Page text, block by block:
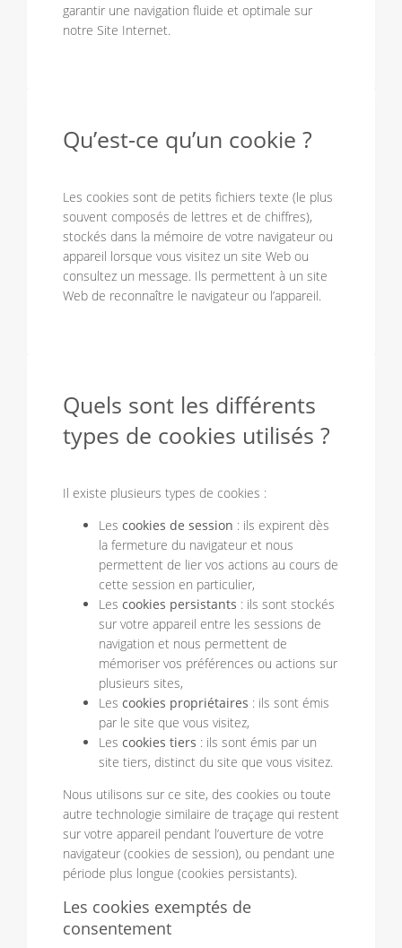
garantir une navigation fluide et optimale sur
notre Site Internet.
Qu’est-ce qu’un cookie ?
Les cookies sont de petits fichiers texte (le plus
souvent composés de lettres et de chiffres),
stockés dans la mémoire de votre navigateur ou
appareil lorsque vous visitez un site Web ou
consultez un message. Ils permettent à un site
Web de reconnaître le navigateur ou l’appareil.
Quels sont les différents
types de cookies utilisés ?
Il existe plusieurs types de cookies :
Les cookies de session : ils expirent dès
la fermeture du navigateur et nous
permettent de lier vos actions au cours de
cette session en particulier,
Les cookies persistants : ils sont stockés
sur votre appareil entre les sessions de
navigation et nous permettent de
mémoriser vos préférences ou actions sur
plusieurs sites,
Les cookies propriétaires : ils sont émis
par le site que vous visitez,
Les cookies tiers : ils sont émis par un
site tiers, distinct du site que vous visitez.
Nous utilisons sur ce site, des cookies ou toute
autre technologie similaire de traçage qui restent
sur votre appareil pendant l’ouverture de votre
navigateur (cookies de session), ou pendant une
période plus longue (cookies persistants).
Les cookies exemptés de
consentement